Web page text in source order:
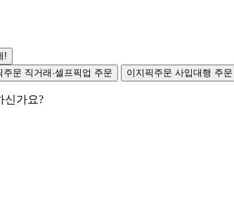
!
주문 직거래·셀프픽업 주문 이지픽주문 사입대행 주문
신가요?